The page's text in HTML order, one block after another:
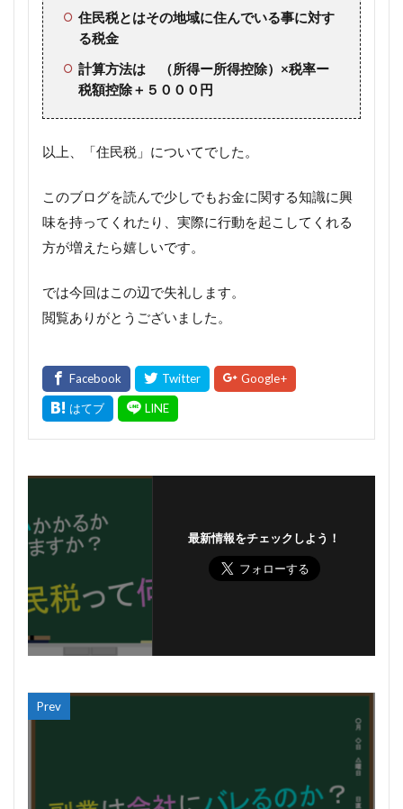
住民税とはその地域に住んでいる事に対す
る税金
計算方法は （所得ー所得控除）×税率ー
税額控除＋５０００円
以上、「住民税」についてでした。
このブログを読んで少しでもお金に関する知識に興
味を持ってくれたり、実際に行動を起こしてくれる
方が増えたら嬉しいです。
では今回はこの辺で失礼します。
閲覧ありがとうございました。
最新情報をチェックしよう！
Prev